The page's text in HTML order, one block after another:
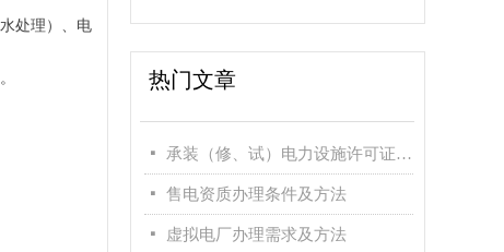
处理）、电
热门文章
넷 承装（修、试）电力设施许可证办理条件及方法
넷 售电资质办理条件及方法
넷 虚拟电厂办理需求及方法